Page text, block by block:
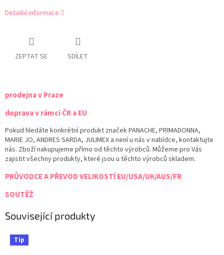
Detailní informace
ZEPTAT SE SDÍLET
prodejna v Praze
doprava v rámci ČR a EU
Pokud hledáte konkrétní produkt značek PANACHE, PRIMADONNA,
MARIE JO, ANDRES SARDA, JULIMEX a není u nás v nabídce, kontaktujte
nás. Zboží nakupujeme přímo od těchto výrobců. Můžeme pro Vás
zajistit všechny produkty, které jsou u těchto výrobců skladem.
PRŮVODCE A PŘEVOD VELIKOSTÍ EU/USA/UK/AUS/FR
SOUTĚŽ
Související produkty
Tip